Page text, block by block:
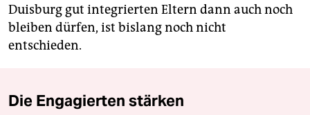
Duisburg gut integrierten Eltern dann auch noch
bleiben dürfen, ist bislang noch nicht
entschieden.
Die Engagierten stärken